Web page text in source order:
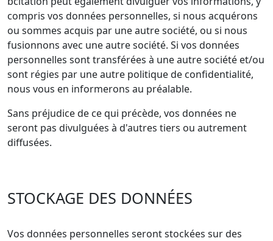
compris vos données personnelles, si nous acquérons
ou sommes acquis par une autre société, ou si nous
fusionnons avec une autre société. Si vos données
personnelles sont transférées à une autre société et/ou
sont régies par une autre politique de confidentialité,
nous vous en informerons au préalable.
Sans préjudice de ce qui précède, vos données ne
seront pas divulguées à d'autres tiers ou autrement
diffusées.
STOCKAGE DES DONNÉES
Vos données personnelles seront stockées sur des